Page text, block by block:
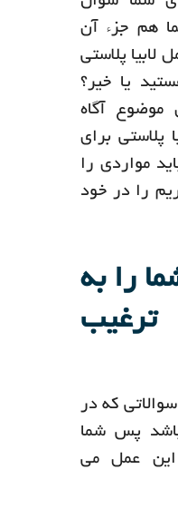
هم جزء آن
لابیا پلاستی
یا خیر؟
موضوع آگاه
پلاستی برای
مواردی را
را در خود
را به
ترغیب
که در
باشد پس شما
این عمل می